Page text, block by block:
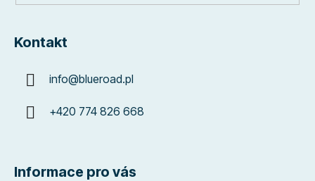
Kontakt
info@blueroad.pl
+420 774 826 668
Informace pro vás